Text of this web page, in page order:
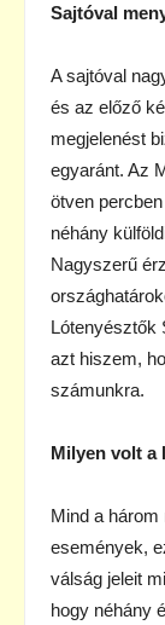
Sajtóval
A sajtóval
és az előző
megjelenést
egyaránt. Az
ötven
néhány
Nagyszerű
Lótenyésztők
azt hiszem,
számunkra.
Milyen volt a
Mind a három
események,
válság jeleit
hogy néhány